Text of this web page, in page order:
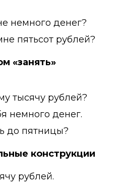
немного денег?
пятьсот рублей?
«занять»
тысячу рублей?
немного денег.
до пятницы?
конструкции
рублей.